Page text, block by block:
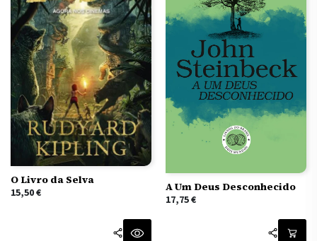
O Livro da Selva
15,50€
A Um Deus Desconhecido
17,75€